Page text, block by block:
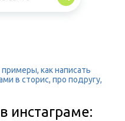
как написать
в сторис, про подругу,
инстаграме: